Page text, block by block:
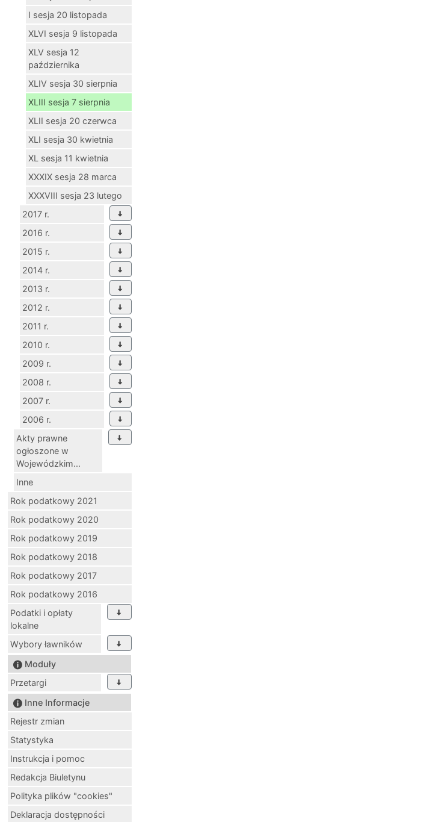
II sesja 29 listopada
I sesja 20 listopada
XLVI sesja 9 listopada
XLV sesja 12
października
XLIV sesja 30 sierpnia
XLIII sesja 7 sierpnia
XLII sesja 20 czerwca
XLI sesja 30 kwietnia
XL sesja 11 kwietnia
XXXIX sesja 28 marca
XXXVIII sesja 23 lutego
2017 r.
2016 r.
2015 r.
2014 r.
2013 r.
2012 r.
2011 r.
2010 r.
2009 r.
2008 r.
2007 r.
2006 r.
Akty prawne
ogłoszone w
Wojewódzkim...
Inne
Rok podatkowy 2021
Rok podatkowy 2020
Rok podatkowy 2019
Rok podatkowy 2018
Rok podatkowy 2017
Rok podatkowy 2016
Podatki i opłaty
lokalne
Wybory ławników
Moduły
Przetargi
Inne Informacje
Rejestr zmian
Statystyka
Instrukcja i pomoc
Redakcja Biuletynu
Polityka plików "cookies"